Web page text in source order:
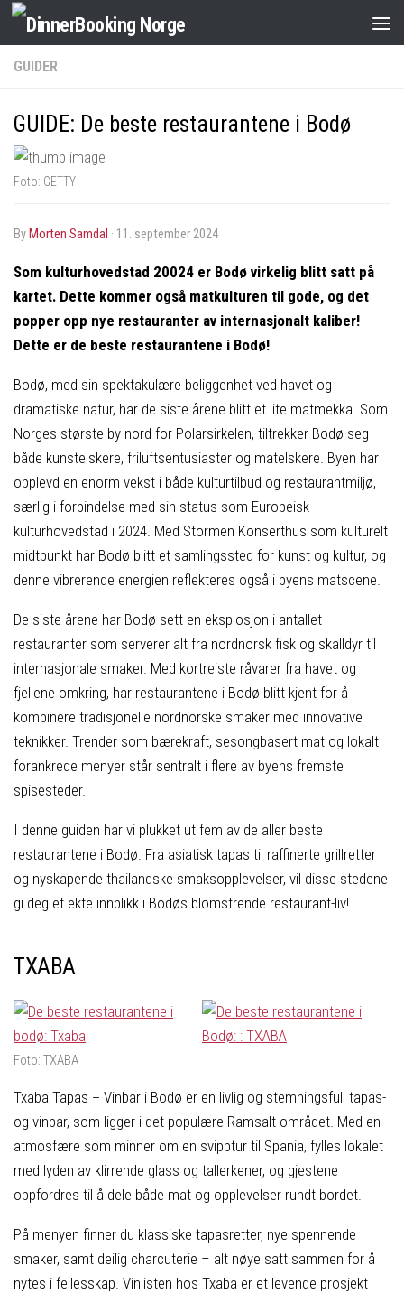
GUIDER
GUIDE: De beste restaurantene i Bodø
Foto: GETTY
byMorten Samdal · 11. september 2024
Som kulturhovedstad 20024 er Bodø virkelig blitt satt på
kartet. Dette kommer også matkulturen til gode, og det
popper opp nye restauranter av internasjonalt kaliber!
Dette er de beste restaurantene i Bodø!
Bodø, med sin spektakulære beliggenhet ved havet og
dramatiske natur, har de siste årene blitt et lite matmekka. Som
Norges største by nord for Polarsirkelen, tiltrekker Bodø seg
både kunstelskere, friluftsentusiaster og matelskere. Byen har
opplevd en enorm vekst i både kulturtilbud og restaurantmiljø,
særlig i forbindelse med sin status som Europeisk
kulturhovedstad i 2024. Med Stormen Konserthus som kulturelt
midtpunkt har Bodø blitt et samlingssted for kunst og kultur, og
denne vibrerende energien reflekteres også i byens matscene.
De siste årene har Bodø sett en eksplosjon i antallet
restauranter som serverer alt fra nordnorsk fisk og skalldyr til
internasjonale smaker. Med kortreiste råvarer fra havet og
fjellene omkring, har restaurantene i Bodø blitt kjent for å
kombinere tradisjonelle nordnorske smaker med innovative
teknikker. Trender som bærekraft, sesongbasert mat og lokalt
forankrede menyer står sentralt i flere av byens fremste
spisesteder.
I denne guiden har vi plukket ut fem av de aller beste
restaurantene i Bodø. Fra asiatisk tapas til raffinerte grillretter
og nyskapende thailandske smaksopplevelser, vil disse stedene
gi deg et ekte innblikk i Bodøs blomstrende restaurant-liv!
TXABA
Foto: TXABA
Txaba Tapas + Vinbar i Bodø er en livlig og stemningsfull tapas-
og vinbar, som ligger i det populære Ramsalt-området. Med en
atmosfære som minner om en svipptur til Spania, fylles lokalet
med lyden av klirrende glass og tallerkener, og gjestene
oppfordres til å dele både mat og opplevelser rundt bordet.
På menyen finner du klassiske tapasretter, nye spennende
smaker, samt deilig charcuterie – alt nøye satt sammen for å
nytes i fellesskap. Vinlisten hos Txaba er et levende prosjekt